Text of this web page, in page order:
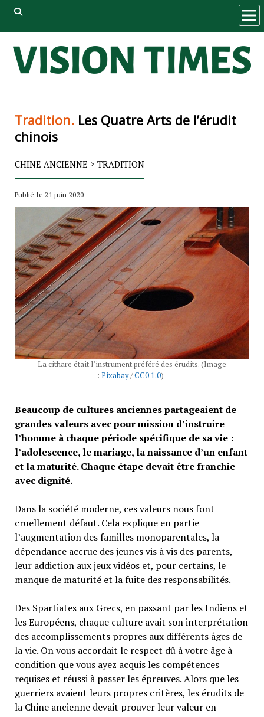
Tradition.Les Quatre Arts de l’érudit
chinois
CHINE ANCIENNE > TRADITION
Publié le 21 juin 2020
La cithare était l’instrument préféré des érudits. (Image
: Pixabay/CC0 1.0)
Beaucoup de cultures anciennes partageaient de
grandes valeurs avec pour mission d’instruire
l’homme à chaque période spécifique de sa vie :
l’adolescence, le mariage, la naissance d’un enfant
et la maturité. Chaque étape devait être franchie
avec dignité.
Dans la société moderne, ces valeurs nous font
cruellement défaut. Cela explique en partie
l’augmentation des familles monoparentales, la
dépendance accrue des jeunes vis à vis des parents,
leur addiction aux jeux vidéos et, pour certains, le
manque de maturité et la fuite des responsabilités.
Des Spartiates aux Grecs, en passant par les Indiens et
les Européens, chaque culture avait son interprétation
des accomplissements propres aux différents âges de
la vie. On vous accordait le respect dû à votre âge à
condition que vous ayez acquis les compétences
requises et réussi à passer les épreuves. Alors que les
guerriers avaient leurs propres critères, les érudits de
la Chine ancienne devait prouver leur valeur en